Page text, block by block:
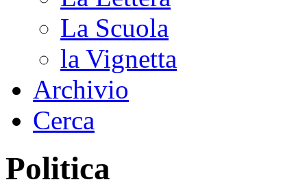
La Scuola
la Vignetta
Archivio
Cerca
Politica